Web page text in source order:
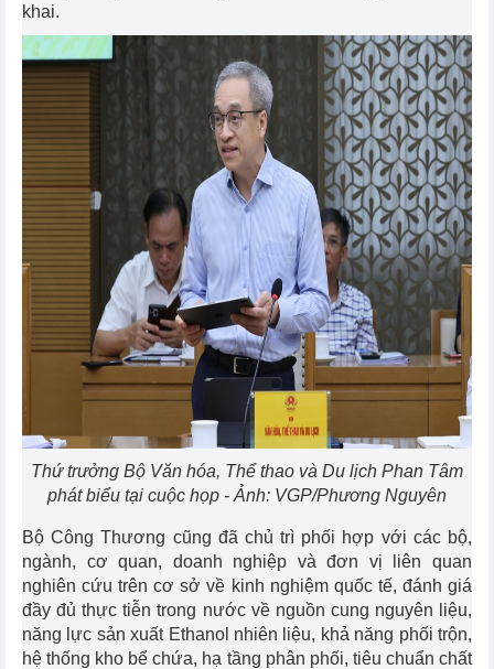
khai.
Thứ trưởng Bộ Văn hóa, Thể thao và Du lịch Phan Tâm
phát biểu tại cuộc họp - Ảnh: VGP/Phương Nguyên
Bộ Công Thương cũng đã chủ trì phối hợp với các bộ,
ngành, cơ quan, doanh nghiệp và đơn vị liên quan
nghiên cứu trên cơ sở về kinh nghiệm quốc tế, đánh giá
đầy đủ thực tiễn trong nước về nguồn cung nguyên liệu,
năng lực sản xuất Ethanol nhiên liệu, khả năng phối trộn,
hệ thống kho bể chứa, hạ tầng phân phối, tiêu chuẩn chất